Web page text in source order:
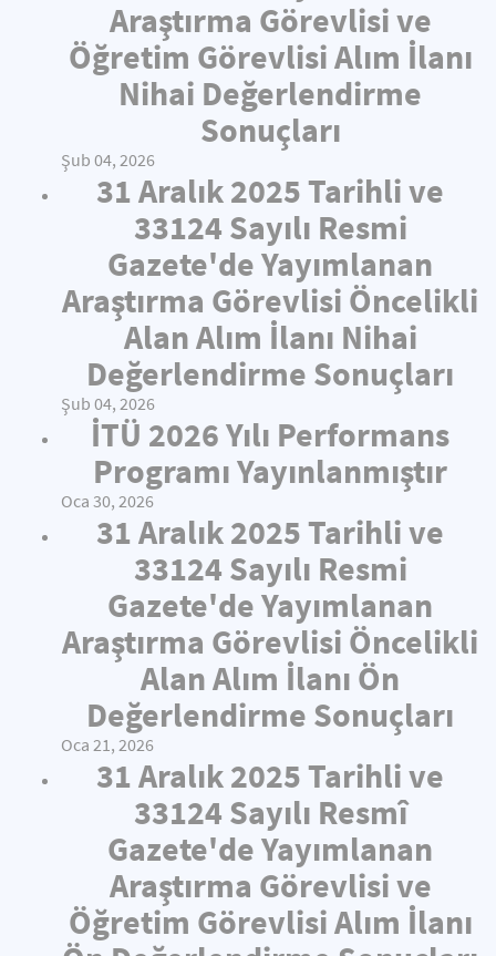
Araştırma Görevlisi ve
Öğretim Görevlisi Alım İlanı
Nihai Değerlendirme
Sonuçları
Şub 04, 2026
31 Aralık 2025 Tarihli ve
33124 Sayılı Resmi
Gazete'de Yayımlanan
Araştırma Görevlisi Öncelikli
Alan Alım İlanı Nihai
Değerlendirme Sonuçları
Şub 04, 2026
İTÜ 2026 Yılı Performans
Programı Yayınlanmıştır
Oca 30, 2026
31 Aralık 2025 Tarihli ve
33124 Sayılı Resmi
Gazete'de Yayımlanan
Araştırma Görevlisi Öncelikli
Alan Alım İlanı Ön
Değerlendirme Sonuçları
Oca 21, 2026
31 Aralık 2025 Tarihli ve
33124 Sayılı Resmî
Gazete'de Yayımlanan
Araştırma Görevlisi ve
Öğretim Görevlisi Alım İlanı